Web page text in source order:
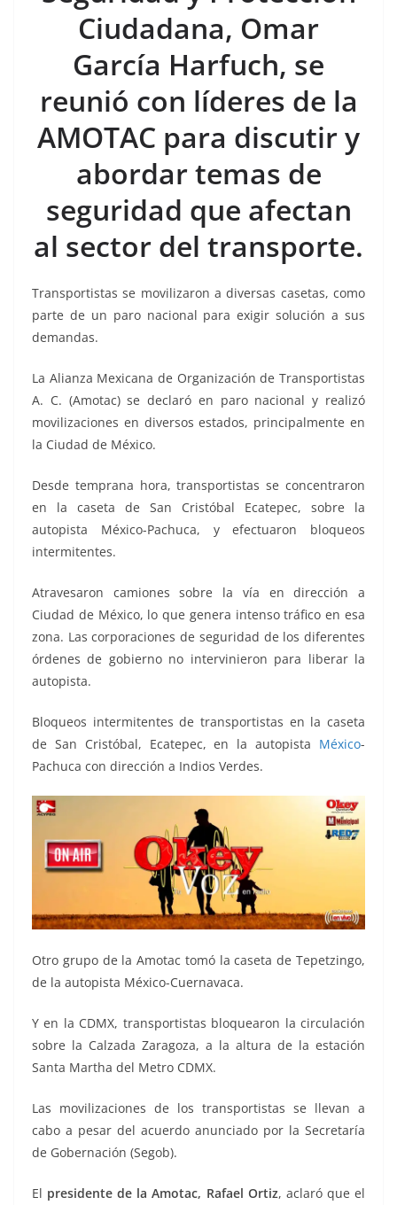
o
k
p er
Ciudadana, Omar
García Harfuch, se
reunió con líderes de la
AMOTAC para discutir y
abordar temas de
seguridad que afectan
al sector del transporte.
Transportistas se movilizaron a diversas casetas, como
parte de un paro nacional para exigir solución a sus
demandas.
La Alianza Mexicana de Organización de Transportistas
A. C. (Amotac) se declaró en paro nacional y realizó
movilizaciones en diversos estados, principalmente en
la Ciudad de México.
Desde temprana hora, transportistas se concentraron
en la caseta de San Cristóbal Ecatepec, sobre la
autopista México-Pachuca, y efectuaron bloqueos
intermitentes.
Atravesaron camiones sobre la vía en dirección a
Ciudad de México, lo que genera intenso tráfico en esa
zona. Las corporaciones de seguridad de los diferentes
órdenes de gobierno no intervinieron para liberar la
autopista.
Bloqueos intermitentes de transportistas en la caseta
de San Cristóbal, Ecatepec, en la autopista México-
Pachuca con dirección a Indios Verdes.
Otro grupo de la Amotac tomó la caseta de Tepetzingo,
de la autopista México-Cuernavaca.
Y en la CDMX, transportistas bloquearon la circulación
sobre la Calzada Zaragoza, a la altura de la estación
Santa Martha del Metro CDMX.
Las movilizaciones de los transportistas se llevan a
cabo a pesar del acuerdo anunciado por la Secretaría
de Gobernación (Segob).
El presidente de la Amotac, Rafael Ortiz, aclaró que el